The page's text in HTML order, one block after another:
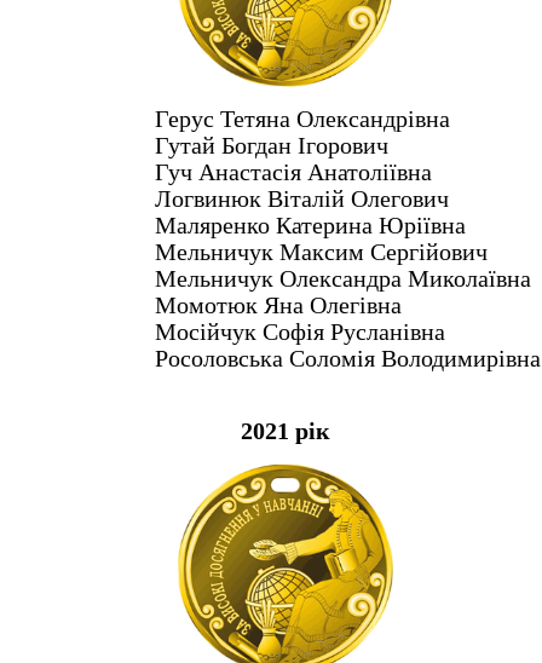
Герус Тетяна Олександрівна
Гутай Богдан Ігорович
Гуч Анастасія Анатоліївна
Логвинюк Віталій Олегович
Маляренко Катерина Юріївна
Мельничук Максим Сергійович
Мельничук Олександра Миколаївна
Момотюк Яна Олегівна
Мосійчук Софія Русланівна
Росоловська Соломія Володимирівна
2021 рік